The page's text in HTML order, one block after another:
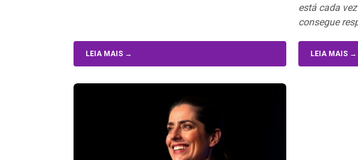
LEIA MAIS →
está cada
consegue
LEIA MAIS →